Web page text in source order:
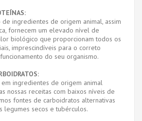
ingredientes de origem animal, assim
fornecem um elevado nível de
biológico que proporcionam todos os
imprescindíveis para o correto
do seu organismo.
ingredientes de origem animal
nossas receitas com baixos níveis de
fontes de carboidratos alternativas
legumes secos e tubérculos.